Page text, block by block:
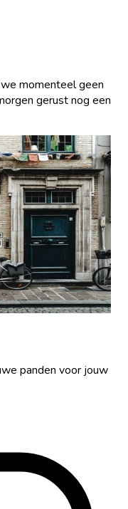
momenteel geen
gerust nog een
panden voor jouw